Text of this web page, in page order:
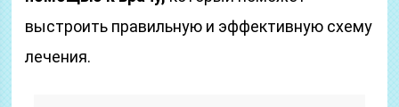
выстроить правильную и эффективную схему
лечения.